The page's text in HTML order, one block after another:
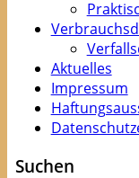
Aktuelles
Impressum
Suchen